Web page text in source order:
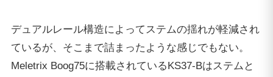
デュアルレール構造によってステムの揺れが軽減され
ているが、そこまで詰まったような感じでもない。
Meletrix Boog75に搭載されているKS37-Bはステムと